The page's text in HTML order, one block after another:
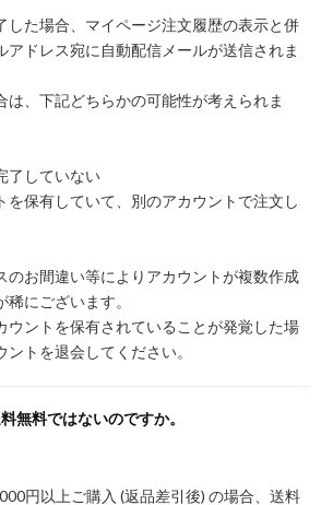
した場合、マイページ注文履歴の表示と併
アドレス宛に自動配信メールが送信されま
は、下記どちらかの可能性が考えられま
了していない
を保有していて、別のアカウントで注文し
お間違い等によりアカウントが複数作成
にございます。
ントを保有されていることが発覚した場
トを退会してください。
無料ではないのですか。
円以上ご購入 (返品差引後) の場合、送料